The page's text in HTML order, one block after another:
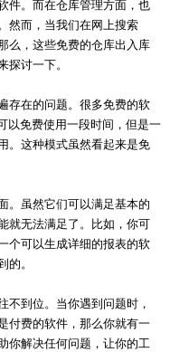
件。而在仓库管理方面，也
然而，当我们在网上搜索
么，这些免费的仓库出入库
探讨一下。
存在的问题。很多免费的软
以免费使用一段时间，但是一
。这种模式虽然看起来是免
。虽然它们可以满足基本的
就无法满足了。比如，你可
个可以生成详细的报表的软
的。
不到位。当你遇到问题时，
付费的软件，那么你就有一
你解决任何问题，让你的工